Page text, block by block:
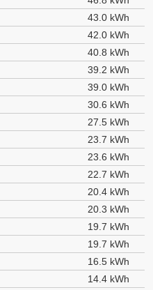
43.0 kWh
42.0 kWh
40.8 kWh
39.2 kWh
39.0 kWh
30.6 kWh
27.5 kWh
23.7 kWh
23.6 kWh
22.7 kWh
20.4 kWh
20.3 kWh
19.7 kWh
19.7 kWh
16.5 kWh
14.4 kWh